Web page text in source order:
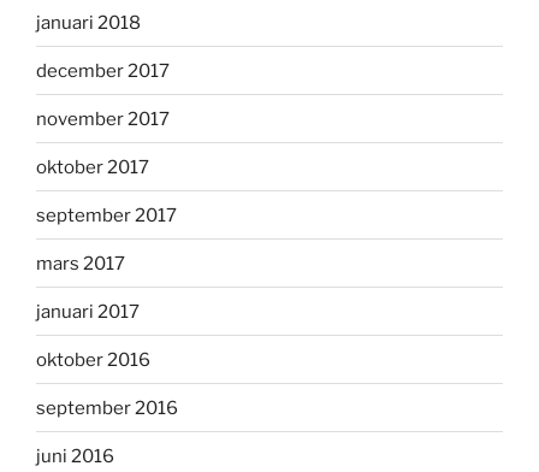
januari 2018
december 2017
november 2017
oktober 2017
september 2017
mars 2017
januari 2017
oktober 2016
september 2016
juni 2016